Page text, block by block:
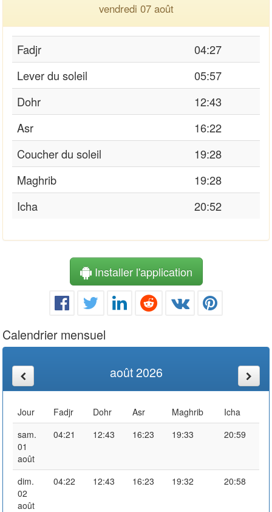
vendredi 07 août
Fadjr
04:27
Lever du soleil
05:57
Dohr
12:43
Asr
16:22
Coucher du soleil
19:28
Maghrib
19:28
Icha
20:52
Installer l'application
Calendrier mensuel
août 2026
Jour Fadjr Dohr Asr Maghrib
Icha
sam.
01
août
04:21 12:43 16:23 19:33 20:59
dim.
02
août
04:22 12:43 16:23 19:32 20:58